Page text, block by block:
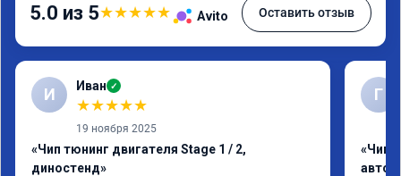
5.0 из 5★★★★★ Avito Оставить отзыв
И Иван ✓
★★★★★
19 ноября 2025
«Чип тюнинг двигателя Stage 1 / 2,
диностенд»
Г
«Чип